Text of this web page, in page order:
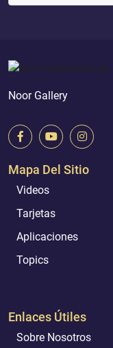
Noor Gallery
Mapa Del Sitio
Videos
Tarjetas
Aplicaciones
Topics
Enlaces Útiles
Sobre Nosotros